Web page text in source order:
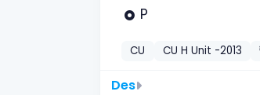
P
CU CU H Unit -2013
Des